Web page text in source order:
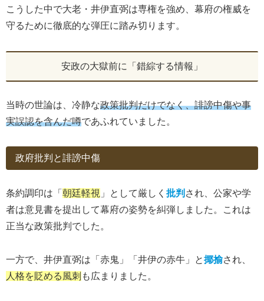
こうした中で大老・井伊直弼は専権を強め、幕府の権威を
守るために徹底的な弾圧に踏み切ります。
安政の大獄前に「錯綜する情報」
当時の世論は、冷静な政策批判だけでなく、誹謗中傷や事
実誤認を含んだ噂であふれていました。
政府批判と誹謗中傷
条約調印は「 朝廷軽視 」として厳しく 批判 され、公家や学
者は意見書を提出して幕府の姿勢を糾弾しました。これは
正当な政策批判でした。
一方で、井伊直弼は「赤鬼」「井伊の赤牛」と揶揄され、
人格を貶める風刺 も広まりました。